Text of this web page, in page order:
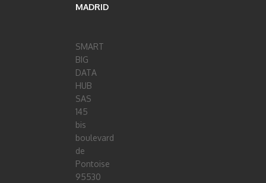
MADRID
SMART
BIG
DATA
HUB
SAS
145
bis
boulevard
de
Pontoise
95530